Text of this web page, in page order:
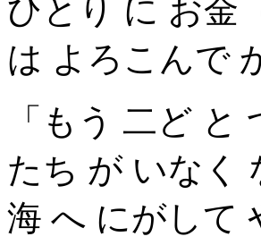
ひとり に お金
は よろこんで
「もう 二ど
たち が いなく
海 へ にがして